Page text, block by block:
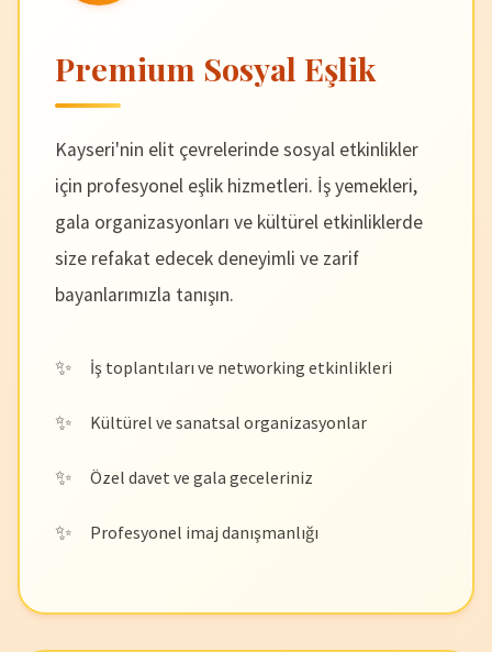
Premium Sosyal Eşlik
Kayseri'nin elit çevrelerinde sosyal etkinlikler
için profesyonel eşlik hizmetleri. İş yemekleri,
gala organizasyonları ve kültürel etkinliklerde
size refakat edecek deneyimli ve zarif
bayanlarımızla tanışın.
İş toplantıları ve networking etkinlikleri
Kültürel ve sanatsal organizasyonlar
Özel davet ve gala geceleriniz
Profesyonel imaj danışmanlığı